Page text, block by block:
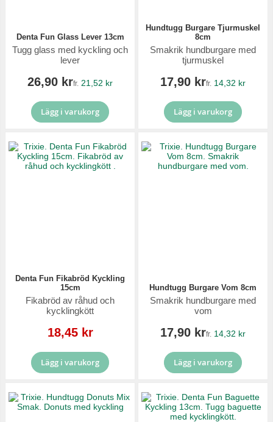
Denta Fun Glass Lever 13cm
Tugg glass med kyckling och
lever
26,90 krfr. 21,52 kr
Lägg i varukorg
Hundtugg Burgare Tjurmuskel
8cm
Smakrik hundburgare med
tjurmuskel
17,90 krfr. 14,32 kr
Lägg i varukorg
Denta Fun Fikabröd Kyckling
15cm
Fikabröd av råhud och
kycklingkött
Reapris
18,45 kr
Lägg i varukorg
Hundtugg Burgare Vom 8cm
Smakrik hundburgare med
vom
17,90 krfr. 14,32 kr
Lägg i varukorg